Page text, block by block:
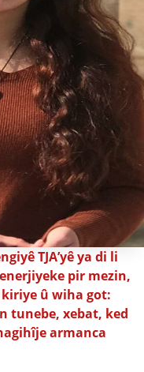
TJA’yê ya di li
pir mezin,
û wiha got:
tunebe, xebat, ked
armanca